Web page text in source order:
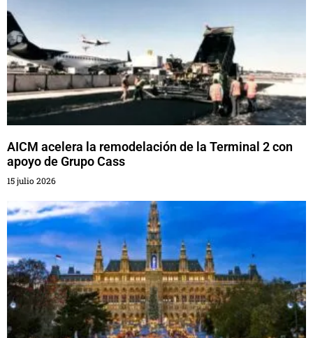
AICM acelera la remodelación de la Terminal 2 con
apoyo de Grupo Cass
15 julio 2026